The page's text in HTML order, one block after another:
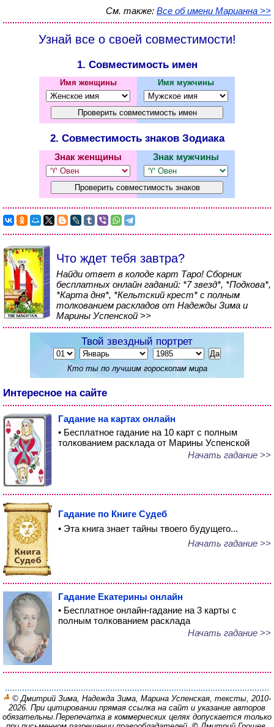
См. также: Все об имени Марианна >>
Узнай все о своей совместимости!
1. Совместимость имен
Имя женщины Имя мужчины
2. Совместимость знаков Зодиака
Знак женщины Знак мужчины
Что ждет тебя завтра?
Найди ответ в колоде карт Таро! Сборник
бесплатных онлайн гаданий: *7 звезд*, *Подкова*,
*Карта дня*, *Кельтский крест* с полным
толкованием раскладов от Надежды Зима и
Марины Успенской >>
Твой звездный портрет
Кто ты по лучшим гороскопам мира
Интересное на сайте
Гадание на картах онлайн
• Бесплатное гадание на 10 карт с полным
толкованием расклада от Марины Успенской
Начать гадание >>
Гадание по Книге Судеб
• Эта книга знает тайны твоего будущего...
Начать гадание >>
Гадание Екатерины онлайн
• Бесплатное онлайн-гадание на 3 карты с
полным толкованием расклада
Начать гадание >>
© Дмитрий Зима, Надежда Зима, Марина Успенская, тексты, 2010-
2026. При цитировании прямая ссылка на сайт и указание авторов
обязательны.Перепечатка в коммерческих целях допускается только